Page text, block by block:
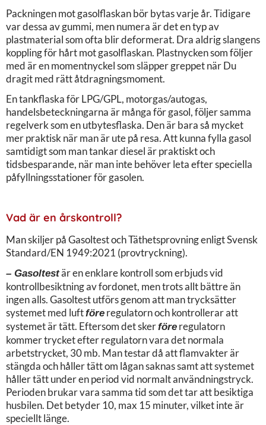
Packningen mot gasolflaskan bör bytas varje år. Tidigare
var dessa av gummi, men numera är det en typ av
plastmaterial som ofta blir deformerat. Dra aldrig slangens
koppling för hårt mot gasolflaskan. Plastnycken som följer
med är en momentnyckel som släpper greppet när Du
dragit med rätt åtdragningsmoment.
En tankflaska för LPG/GPL, motorgas/autogas,
handelsbeteckningarna är många för gasol, följer samma
regelverk som en utbytesflaska. Den är bara så mycket
mer praktisk när man är ute på resa. Att kunna fylla gasol
samtidigt som man tankar diesel är praktiskt och
tidsbesparande, när man inte behöver leta efter speciella
påfyllningsstationer för gasolen.
Vad är en årskontroll?
Man skiljer på Gasoltest och Täthetsprovning enligt Svensk
Standard/EN 1949:2021 (provtryckning).
– Gasoltestär en enklare kontroll som erbjuds vid
kontrollbesiktning av fordonet, men trots allt bättre än
ingen alls. Gasoltest utförs genom att man trycksätter
systemet med luftföre regulatorn och kontrollerar att
systemet är tätt. Eftersom det skerföre regulatorn
kommer trycket efter regulatorn vara det normala
arbetstrycket, 30 mb. Man testar då att flamvakter är
stängda och håller tätt om lågan saknas samt att systemet
håller tätt under en period vid normalt användningstryck.
Perioden brukar vara samma tid som det tar att besiktiga
husbilen. Det betyder 10, max 15 minuter, vilket inte är
speciellt länge.